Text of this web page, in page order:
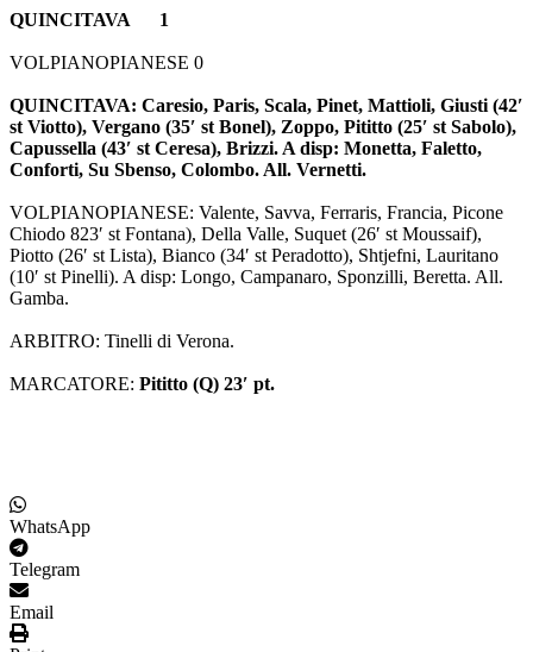
QUINCITAVA 1
VOLPIANOPIANESE 0
QUINCITAVA: Caresio, Paris, Scala, Pinet, Mattioli, Giusti (42′
st Viotto), Vergano (35′ st Bonel), Zoppo, Pititto (25′ st Sabolo),
Capussella (43′ st Ceresa), Brizzi. A disp: Monetta, Faletto,
Conforti, Su Sbenso, Colombo. All. Vernetti.
VOLPIANOPIANESE: Valente, Savva, Ferraris, Francia, Picone
Chiodo 823′ st Fontana), Della Valle, Suquet (26′ st Moussaif),
Piotto (26′ st Lista), Bianco (34′ st Peradotto), Shtjefni, Lauritano
(10′ st Pinelli). A disp: Longo, Campanaro, Sponzilli, Beretta. All.
Gamba.
ARBITRO: Tinelli di Verona.
MARCATORE: Pititto (Q) 23′ pt.
WhatsApp
Telegram
Email